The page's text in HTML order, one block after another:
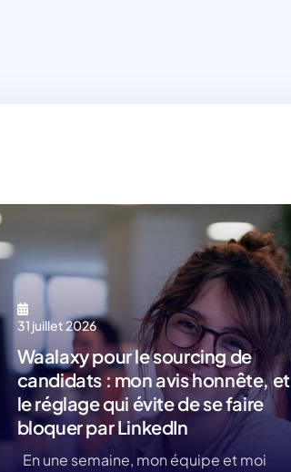
31 juillet 2026
Waalaxy pour le sourcing de
candidats : mon avis honnête, et
le réglage qui évite de se faire
bloquer par LinkedIn
En une semaine, mon équipe et moi